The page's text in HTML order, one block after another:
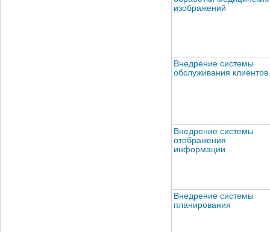
изображений
Внедрение системы
обслуживания клиентов
Внедрение системы
отображения
информации
Внедрение системы
планирования